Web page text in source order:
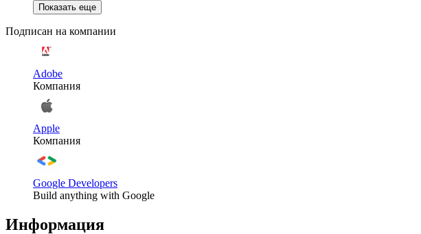
Показать еще
Подписан на компании
Adobe
Компания
Apple
Компания
Google Developers
Build anything with Google
Информация